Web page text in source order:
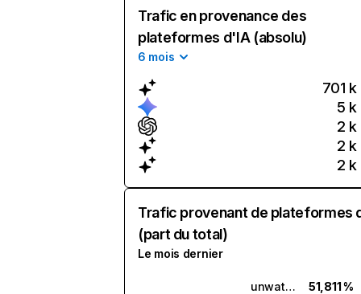
Trafic en provenance des
plateformes d'IA (absolu)
6 mois
701 k
5 k
2 k
2 k
2 k
Trafic provenant de plateformes
(part du total)
Le mois dernier
unwatermark.ai
51,811 %